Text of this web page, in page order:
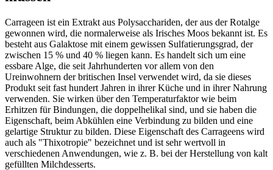
Carrageen ist ein Extrakt aus Polysacchariden, der aus der Rotalge
gewonnen wird, die normalerweise als Irisches Moos bekannt ist. Es
besteht aus Galaktose mit einem gewissen Sulfatierungsgrad, der
zwischen 15 % und 40 % liegen kann. Es handelt sich um eine
essbare Alge, die seit Jahrhunderten vor allem von den
Ureinwohnern der britischen Insel verwendet wird, da sie dieses
Produkt seit fast hundert Jahren in ihrer Küche und in ihrer Nahrung
verwenden. Sie wirken über den Temperaturfaktor wie beim
Erhitzen für Bindungen, die doppelhelikal sind, und sie haben die
Eigenschaft, beim Abkühlen eine Verbindung zu bilden und eine
gelartige Struktur zu bilden. Diese Eigenschaft des Carrageens wird
auch als "Thixotropie" bezeichnet und ist sehr wertvoll in
verschiedenen Anwendungen, wie z. B. bei der Herstellung von kalt
gefüllten Milchdesserts.